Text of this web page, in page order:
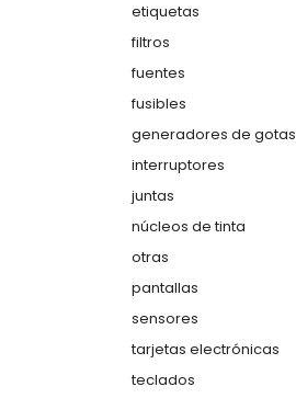
etiquetas
filtros
fuentes
fusibles
generadores de gotas
interruptores
juntas
núcleos de tinta
otras
pantallas
sensores
tarjetas electrónicas
teclados